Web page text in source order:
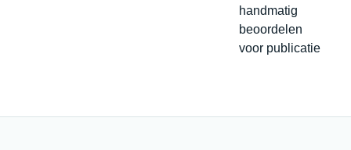
handmatig
beoordelen
voor publicatie